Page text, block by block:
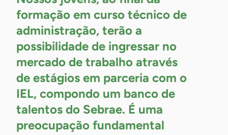
formação em curso técnico de
administração, terão a
possibilidade de ingressar no
mercado de trabalho através
de estágios em parceria com o
IEL, compondo um banco de
talentos do Sebrae. É uma
preocupação fundamental